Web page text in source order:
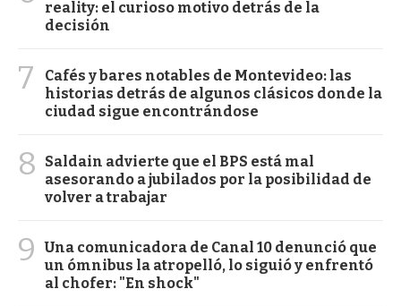
reality: el curioso motivo detrás de la
decisión
7
Cafés y bares notables de Montevideo: las
historias detrás de algunos clásicos donde la
ciudad sigue encontrándose
8
Saldain advierte que el BPS está mal
asesorando a jubilados por la posibilidad de
volver a trabajar
9
Una comunicadora de Canal 10 denunció que
un ómnibus la atropelló, lo siguió y enfrentó
al chofer: "En shock"